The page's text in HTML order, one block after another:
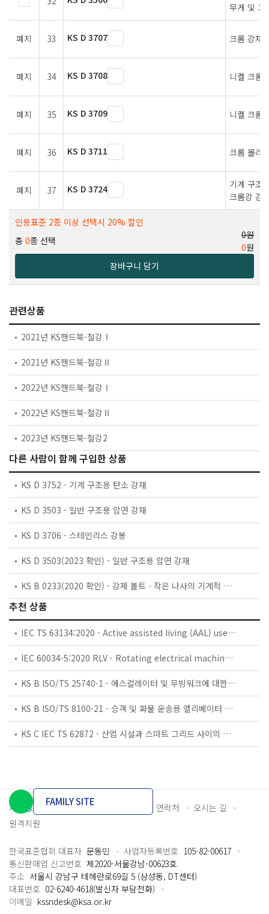
무게 및 그
폐지 33 KS D 3707 크롬 강재
폐지 34 KS D 3708 니켈 크롬
폐지 35 KS D 3709 니켈 크롬
폐지 36 KS D 3711 크롬 몰리
폐지 37 KS D 3724
기계 구조
크롬강 강
인용표준 2종 이상 선택시 20% 할인
총 0종 선택
0원
0원
장바구니 담기
관련상품
2021년 KS핸드북-철강Ⅰ
2021년 KS핸드북-철강Ⅱ
2022년 KS핸드북-철강Ⅰ
2022년 KS핸드북-철강Ⅱ
2023년 KS핸드북-철강2
다른 사람이 함께 구입한 상품
KS D 3752 - 기계 구조용 탄소 강재
KS D 3503 - 일반 구조용 압연 강재
KS D 3706 - 스테인리스 강봉
KS D 3503(2023 확인) - 일반 구조용 압연 강재
KS B 0233(2020 확인) - 강제 볼트ㆍ작은 나사의 기계적 성질
추천 상품
IEC TS 63134:2020 - Active assisted living (AAL) use cases
IEC 60034-5:2020 RLV - Rotating electrical machines - Part 5: Degrees of protection provided by the integral design of rotating electrical machines (IP code) - Classification
KS B ISO/TS 25740-1 - 에스컬레이터 및 무빙워크에 대한 안전요건 — 제1부: 세계공통 필수 안전요건(GESRs)
KS B ISO/TS 8100-21 - 승객 및 화물 운송용 엘리베이터 —제21부: 세계공통 필수안전요건(GESRs)을 충족하는 세계공통 안전 파라미터(GSPs)
KS C IEC TS 62872 - 산업 시설과 스마트 그리드 사이의 산업 공정 측정, 제어 및 자동화 시스템 인터페이스
개인정보처리방침 이용약관 담당자 연락처
오시는 길
원격지원
FAMILY SITE
한국표준협회 대표자 문동민 사업자등록번호 105-82-00617
통신판매업 신고번호 제2020-서울강남-00623호
주소 서울시 강남구 테헤란로69길 5 (삼성동, DT센터)
대표번호 02-6240-4618(발신자 부담전화)
이메일 kssndesk@ksa.or.kr